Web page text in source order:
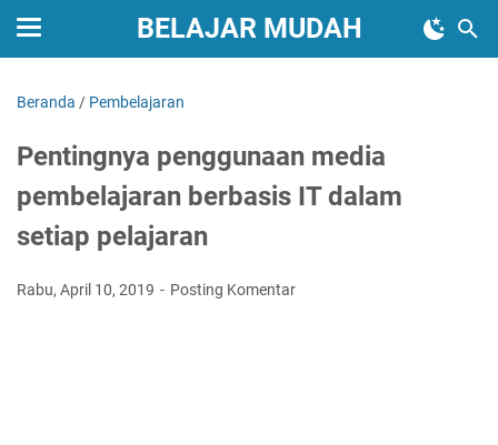
BELAJAR MUDAH
Beranda / Pembelajaran
Pentingnya penggunaan media
pembelajaran berbasis IT dalam
setiap pelajaran
Rabu, April 10, 2019 Posting Komentar